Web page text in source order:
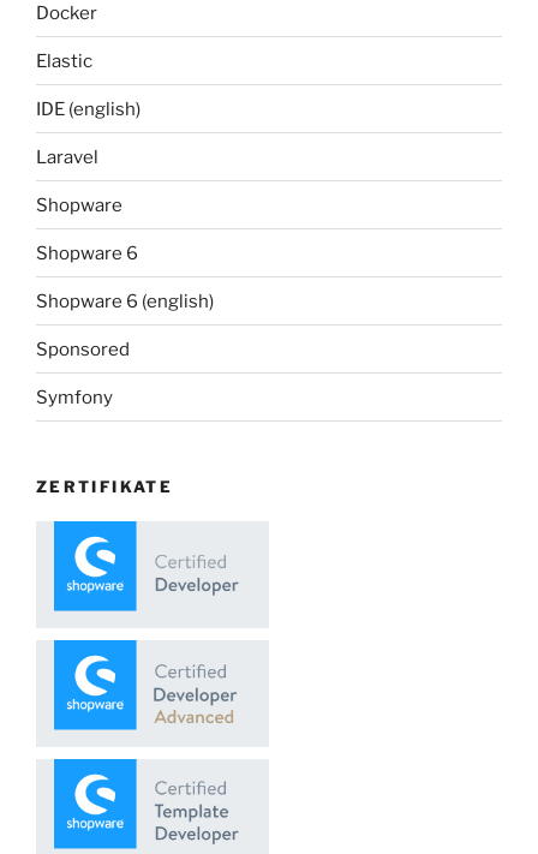
Docker
Elastic
IDE (english)
Laravel
Shopware
Shopware 6
Shopware 6 (english)
Sponsored
Symfony
ZERTIFIKATE